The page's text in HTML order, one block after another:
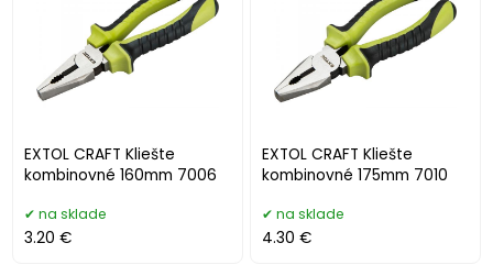
EXTOL CRAFT Kliešte
kombinovné 160mm 7006
na sklade
3.20 €
EXTOL CRAFT Kliešte
kombinovné 175mm 7010
na sklade
4.30 €